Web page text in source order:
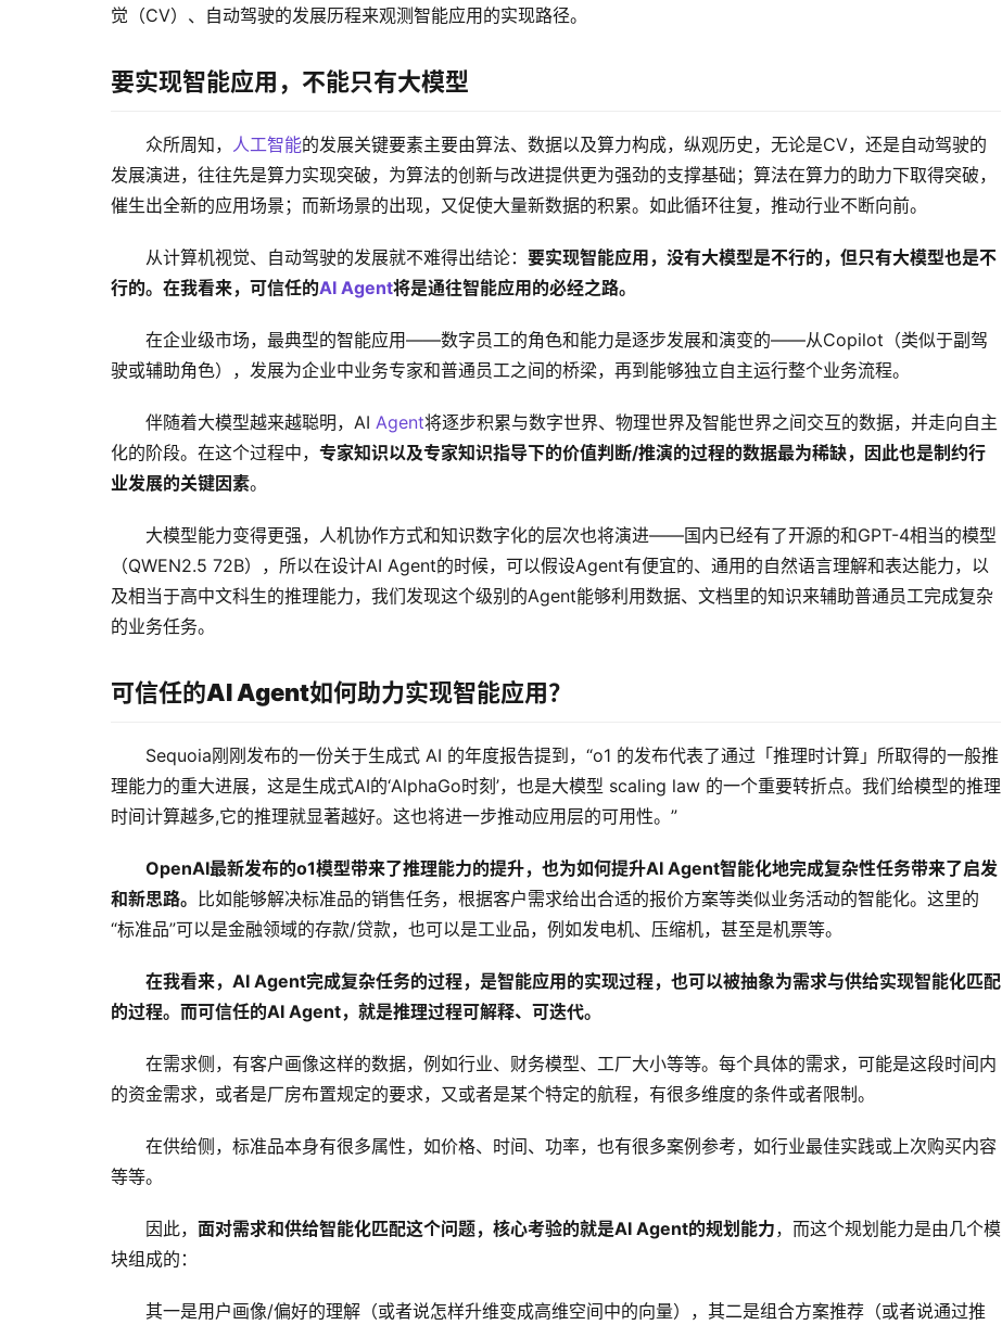
觉（CV）、自动驾驶的发展历程来观测智能应用的实现路径。
要实现智能应用，不能只有大模型
众所周知， 人工智能的发展关键要素主要由算法、数据以及算力构成，纵观历史，无论是CV，还是自动驾驶的
发展演进，往往先是算力实现突破，为算法的创新与改进提供更为强劲的支撑基础；算法在算力的助力下取得突破，
催生出全新的应用场景；而新场景的出现，又促使大量新数据的积累。如此循环往复，推动行业不断向前。
从计算机视觉、自动驾驶的发展就不难得出结论： 要实现智能应用，没有大模型是不行的，但只有大模型也是不
行的。在我看来，可信任的AI Agent将是通往智能应用的必经之路。
在企业级市场，最典型的智能应用——数字员工的角色和能力是逐步发展和演变的——从Copilot（类似于副驾
驶或辅助角色），发展为企业中业务专家和普通员工之间的桥梁，再到能够独立自主运行整个业务流程。
伴随着大模型越来越聪明，AI Agent将逐步积累与数字世界、物理世界及智能世界之间交互的数据，并走向自主
化的阶段。在这个过程中， 专家知识以及专家知识指导下的价值判断/推演的过程的数据最为稀缺，因此也是制约行
业发展的关键因素。
大模型能力变得更强，人机协作方式和知识数字化的层次也将演进——国内已经有了开源的和GPT-4相当的模型
（QWEN2.5 72B），所以在设计AI Agent的时候，可以假设Agent有便宜的、通用的自然语言理解和表达能力，以
及相当于高中文科生的推理能力，我们发现这个级别的Agent能够利用数据、文档里的知识来辅助普通员工完成复杂
的业务任务。
可信任的AI Agent如何助力实现智能应用？
Sequoia刚刚发布的一份关于生成式 AI 的年度报告提到，“o1 的发布代表了通过「推理时计算」所取得的一般推
理能力的重大进展，这是生成式AI的‘AlphaGo时刻’，也是大模型 scaling law 的一个重要转折点。我们给模型的推理
时间计算越多,它的推理就显著越好。这也将进一步推动应用层的可用性。”
OpenAI最新发布的o1模型带来了推理能力的提升，也为如何提升AI Agent智能化地完成复杂性任务带来了启发
和新思路。
比如能够解决标准品的销售任务，根据客户需求给出合适的报价方案等类似业务活动的智能化。这里的
“标准品”可以是金融领域的存款/贷款，也可以是工业品，例如发电机、压缩机，甚至是机票等。
在我看来，AI Agent完成复杂任务的过程，是智能应用的实现过程，也可以被抽象为需求与供给实现智能化匹配
的过程。而可信任的AI Agent，就是推理过程可解释、可迭代。
在需求侧，有客户画像这样的数据，例如行业、财务模型、工厂大小等等。每个具体的需求，可能是这段时间内
的资金需求，或者是厂房布置规定的要求，又或者是某个特定的航程，有很多维度的条件或者限制。
在供给侧，标准品本身有很多属性，如价格、时间、功率，也有很多案例参考，如行业最佳实践或上次购买内容
等等。
因此， 面对需求和供给智能化匹配这个问题，核心考验的就是AI Agent的规划能力，而这个规划能力是由几个模
块组成的：
其一是用户画像/偏好的理解（或者说怎样升维变成高维空间中的向量），其二是组合方案推荐（或者说通过推